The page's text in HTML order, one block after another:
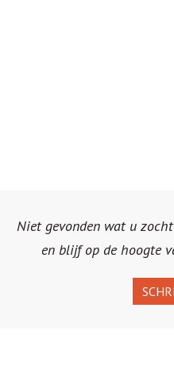
Niet gevonden wat u
en blijf op de hoogte